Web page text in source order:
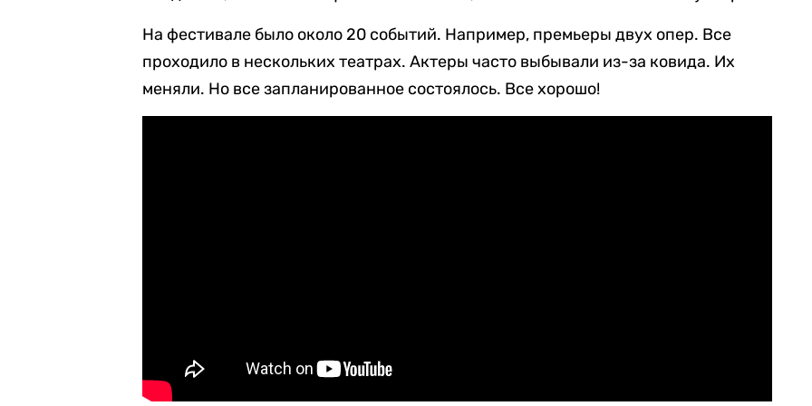
На фестивале было около 20 событий. Например, премьеры двух опер. Все
проходило в нескольких театрах. Актеры часто выбывали из-за ковида. Их
меняли. Но все запланированное состоялось. Все хорошо!